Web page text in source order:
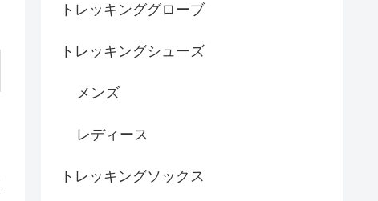
トレッキンググローブ
トレッキングシューズ
メンズ
レディース
トレッキングソックス